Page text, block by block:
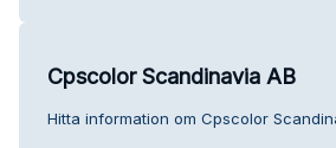
Cpscolor Scandinavia AB
Hitta information om Cpscolor